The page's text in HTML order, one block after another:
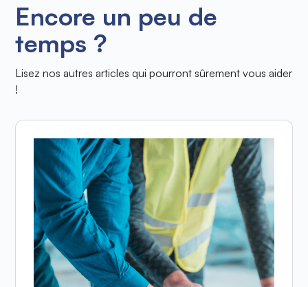
Encore un peu de
temps ?
Lisez nos autres articles qui pourront sûrement vous aider
!